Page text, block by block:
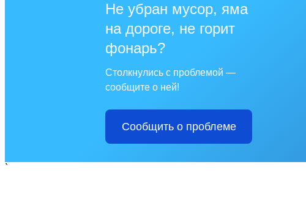
Не убран мусор, яма
на дороге, не горит
фонарь?
Столкнулись с проблемой —
сообщите о ней!
Сообщить о проблеме
`